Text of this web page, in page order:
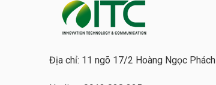
Địa chỉ: 11 ngõ 17/2 Hoàng Ngọc Phách